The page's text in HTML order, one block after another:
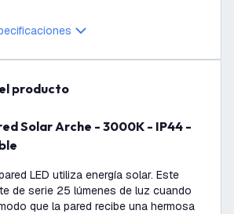
producto
LED utiliza energía solar. Este
de serie 25 lúmenes de luz cuando
que la pared recibe una hermosa